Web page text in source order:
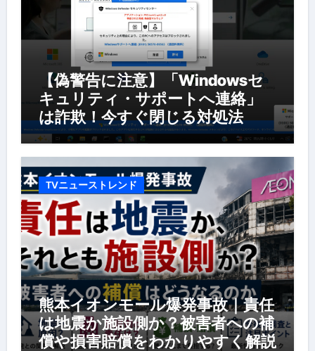
【偽警告に注意】「Windowsセ
キュリティ・サポートへ連絡」
は詐欺！今すぐ閉じる対処法
TVニューストレンド
熊本イオンモール爆発事故｜責任
は地震か施設側か？被害者への補
償や損害賠償をわかりやすく解説